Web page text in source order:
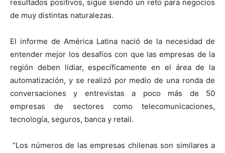
resultados positivos, sigue siendo un reto para negocios
de muy distintas naturalezas.
El informe de América Latina nació de la necesidad de
entender mejor los desafíos con que las empresas de la
región deben lidiar, específicamente en el área de la
automatización, y se realizó por medio de una ronda de
conversaciones y entrevistas a poco más de 50
empresas de sectores como telecomunicaciones,
tecnología, seguros, banca y retail.
“Los números de las empresas chilenas son similares a